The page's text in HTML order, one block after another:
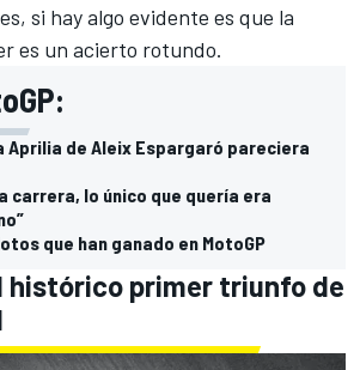
si hay algo evidente es que la
es un acierto rotundo.
Aprilia de Aleix Espargaró pareciera
carrera, lo único que quería era
que han ganado en MotoGP
histórico primer triunfo de